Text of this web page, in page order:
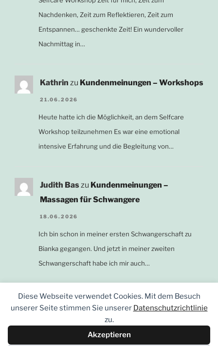
Diese Webseite verwendet Cookies. Mit dem Besuch
unserer Seite stimmen Sie unserer Datenschutzrichtlinie
zu.
Akzeptieren
Nachdenken, Zeit zum Reflektieren, Zeit zum
Entspannen… geschenkte Zeit! Ein wundervoller
Nachmittag in…
Kathrin zu Kundenmeinungen – Workshops
21.06.2026
Heute hatte ich die Möglichkeit, an dem Selfcare
Workshop teilzunehmen Es war eine emotional
intensive Erfahrung und die Begleitung von…
Judith Bas zu Kundenmeinungen –
Massagen für Schwangere
18.06.2026
Ich bin schon in meiner ersten Schwangerschaft zu
Bianka gegangen. Und jetzt in meiner zweiten
Schwangerschaft habe ich mir auch…
Facebook